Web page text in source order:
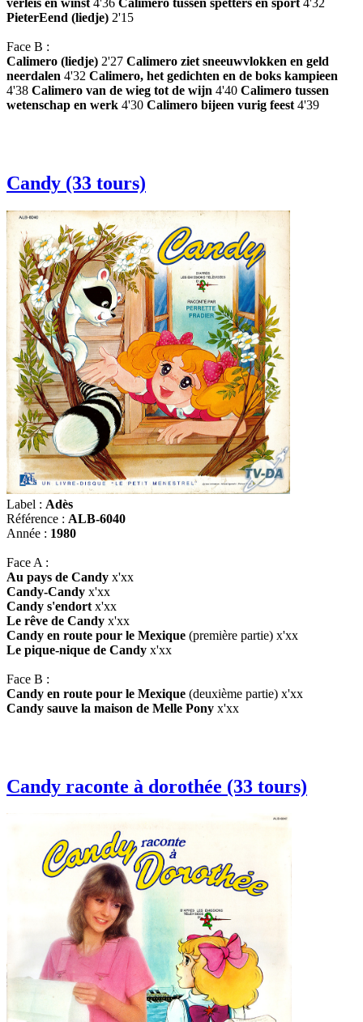
PieterEend (liedje) 2'15
Face B :
Calimero (liedje) 2'27 Calimero ziet sneeuwvlokken en geld
neerdalen 4'32 Calimero, het gedichten en de boks kampieen
4'38 Calimero van de wieg tot de wijn 4'40 Calimero tussen
wetenschap en werk 4'30 Calimero bijeen vurig feest 4'39
Candy (33 tours)
Label : Adès
Référence : ALB-6040
Année : 1980
Face A :
Au pays de Candy x'xx
Candy-Candy x'xx
Candy s'endort x'xx
Le rêve de Candy x'xx
Candy en route pour le Mexique (première partie) x'xx
Le pique-nique de Candy x'xx
Face B :
Candy en route pour le Mexique (deuxième partie) x'xx
Candy sauve la maison de Melle Pony x'xx
Candy raconte à dorothée (33 tours)